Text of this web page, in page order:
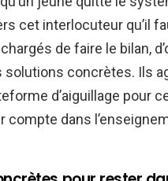
cet interlocuteur qu’il
de faire le bilan,
solutions concrètes. Ils
d’aiguillage pour
compte dans